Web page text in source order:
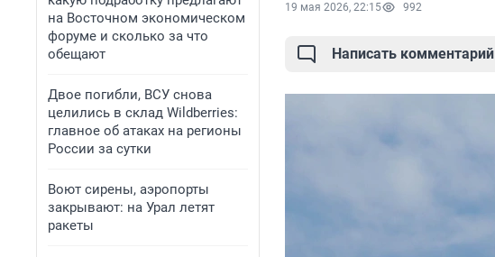
на Восточном экономическом
форуме и сколько за что
обещают
Двое погибли, ВСУ снова
целились в склад Wildberries:
главное об атаках на регионы
России за сутки
Воют сирены, аэропорты
закрывают: на Урал летят
ракеты
19 мая 2026, 22:15 992
Написать комментарий